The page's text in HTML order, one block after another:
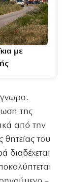
με
της
από την
του